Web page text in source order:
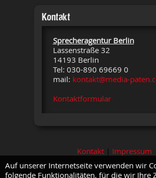
Kontakt
Sprecheragentur Berlin
Lassenstraße 32
14193 Berlin
Tel: 030-890 69669 0
mail: kontakt@media-
Kontaktformular
Kontakt| Impressum
Auf unserer Internetseite verwenden wir
folgende Funktionalitäten, für die wir Ihre